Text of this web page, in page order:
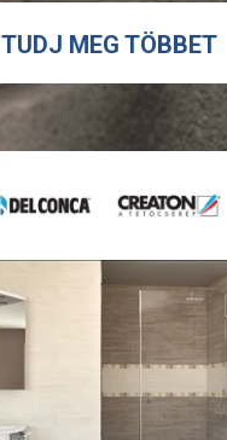
TUDJ MEG TÖBBET